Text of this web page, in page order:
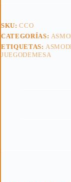
SKU:CCO
CATEGORÍAS:
ETIQUETAS:
JUEGODEMESA